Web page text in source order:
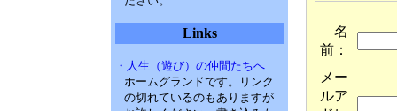
Links
・人生（遊び）の仲間たちへ
ホームグランドです。リンク
の切れているのもありますが
名
前：
メー
ルア